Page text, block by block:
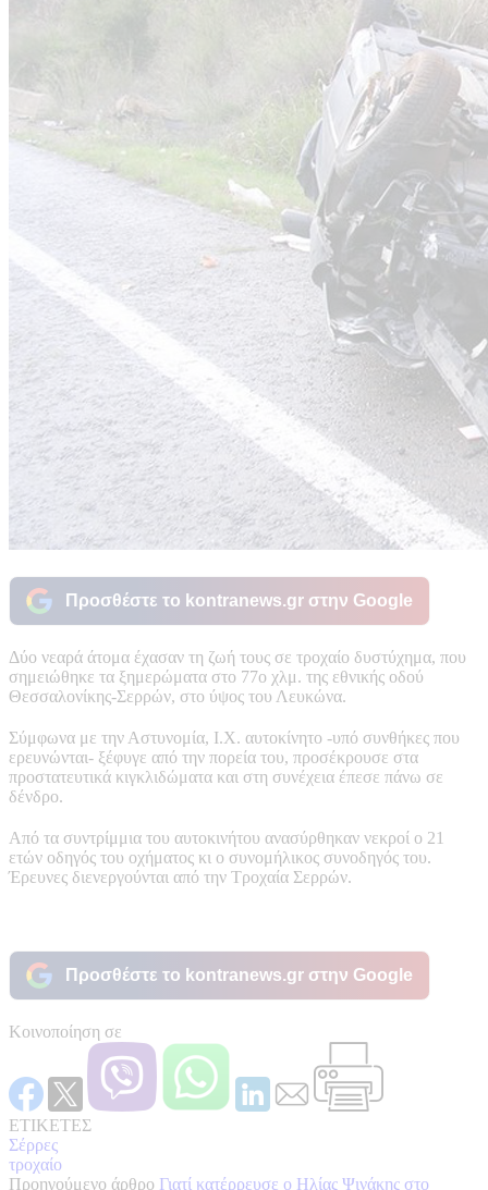
Προσθέστε το kontranews.gr στην Google
Δύο νεαρά άτομα έχασαν τη ζωή τους σε τροχαίο δυστύχημα, που
σημειώθηκε τα ξημερώματα στο 77ο χλμ. της εθνικής οδού
Θεσσαλονίκης-Σερρών, στο ύψος του Λευκώνα.
Σύμφωνα με την Αστυνομία, Ι.Χ. αυτοκίνητο -υπό συνθήκες που
ερευνώνται- ξέφυγε από την πορεία του, προσέκρουσε στα
προστατευτικά κιγκλιδώματα και στη συνέχεια έπεσε πάνω σε
δένδρο.
Από τα συντρίμμια του αυτοκινήτου ανασύρθηκαν νεκροί ο 21
ετών οδηγός του οχήματος κι ο συνομήλικος συνοδηγός του.
Έρευνες διενεργούνται από την Τροχαία Σερρών.
Προσθέστε το kontranews.gr στην Google
Κοινοποίηση σε
ΕΤΙΚΕΤΕΣ
Σέρρες
τροχαίο
Προηγούμενο άρθρο Γιατί κατέρρευσε ο Ηλίας Ψινάκης στο